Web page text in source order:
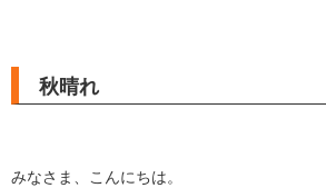
秋晴れ
みなさま、こんにちは。